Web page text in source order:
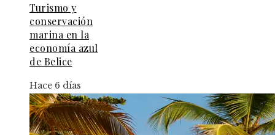
Turismo y
conservación
marina en la
economía azul
de Belice
Hace 6 días